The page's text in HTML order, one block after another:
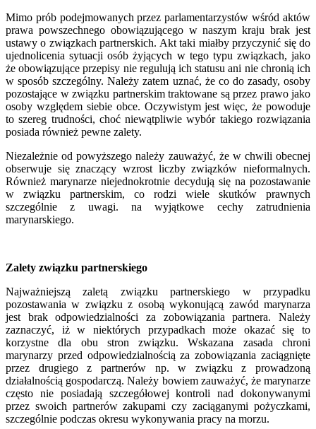
Mimo prób podejmowanych przez parlamentarzystów wśród aktów
prawa powszechnego obowiązującego w naszym kraju brak jest
ustawy o związkach partnerskich. Akt taki miałby przyczynić się do
ujednolicenia sytuacji osób żyjących w tego typu związkach, jako
że obowiązujące przepisy nie regulują ich statusu ani nie chronią ich
w sposób szczególny. Należy zatem uznać, że co do zasady, osoby
pozostające w związku partnerskim traktowane są przez prawo jako
osoby względem siebie obce. Oczywistym jest więc, że powoduje
to szereg trudności, choć niewątpliwie wybór takiego rozwiązania
posiada również pewne zalety.
Niezależnie od powyższego należy zauważyć, że w chwili obecnej
obserwuje się znaczący wzrost liczby związków nieformalnych.
Również marynarze niejednokrotnie decydują się na pozostawanie
w związku partnerskim, co rodzi wiele skutków prawnych
szczególnie z uwagi. na wyjątkowe cechy zatrudnienia
marynarskiego.
Zalety związku partnerskiego
Najważniejszą zaletą związku partnerskiego w przypadku
pozostawania w związku z osobą wykonującą zawód marynarza
jest brak odpowiedzialności za zobowiązania partnera. Należy
zaznaczyć, iż w niektórych przypadkach może okazać się to
korzystne dla obu stron związku. Wskazana zasada chroni
marynarzy przed odpowiedzialnością za zobowiązania zaciągnięte
przez drugiego z partnerów np. w związku z prowadzoną
działalnością gospodarczą. Należy bowiem zauważyć, że marynarze
często nie posiadają szczegółowej kontroli nad dokonywanymi
przez swoich partnerów zakupami czy zaciąganymi pożyczkami,
szczególnie podczas okresu wykonywania pracy na morzu.